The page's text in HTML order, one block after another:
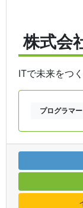
株式会
ITで未来をつ
プログラマー